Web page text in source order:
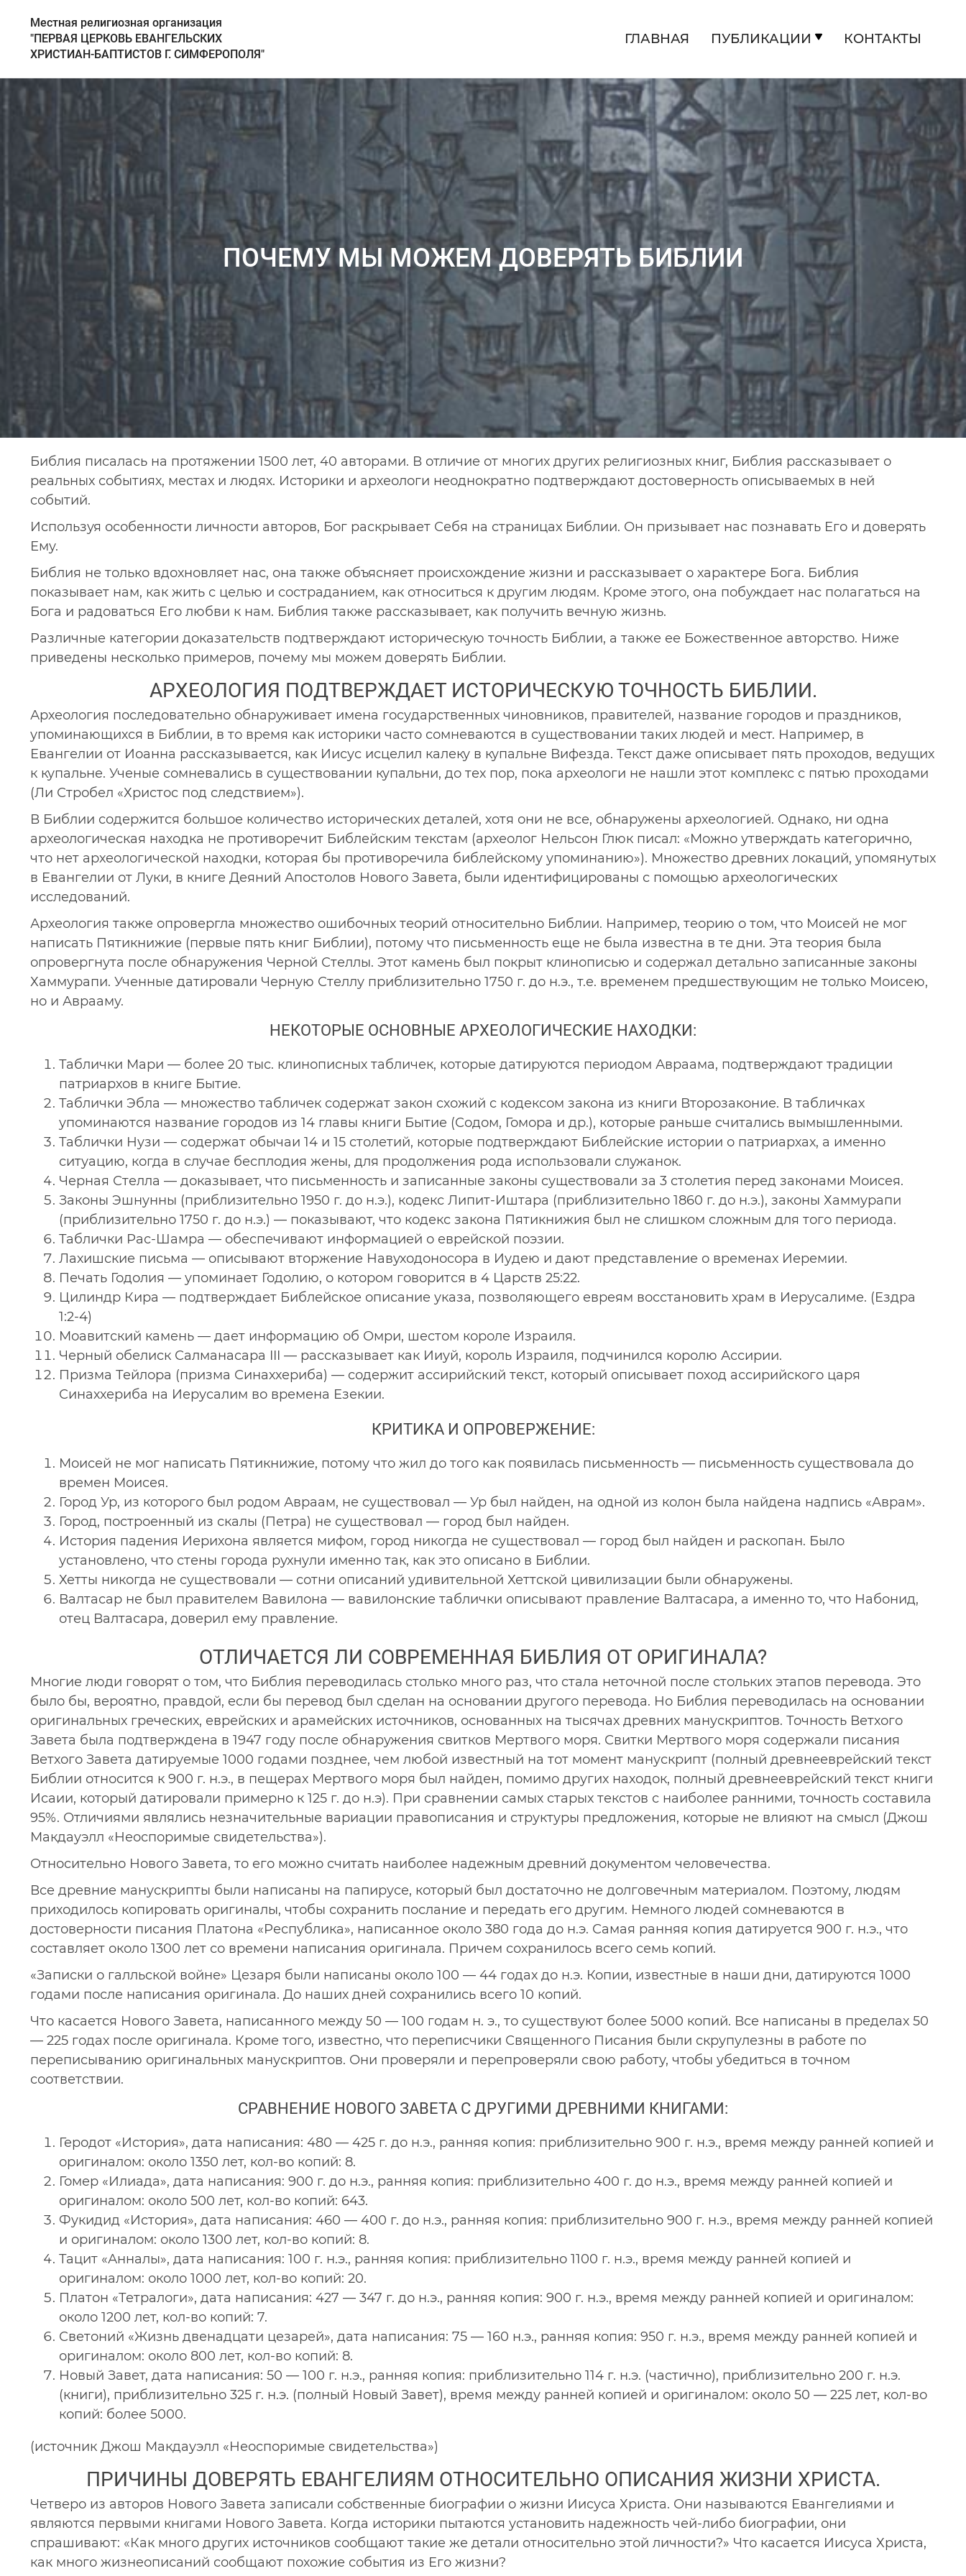
Местная религиозная организация
"ПЕРВАЯ ЦЕРКОВЬ ЕВАНГЕЛЬСКИХ
ХРИСТИАН‑БАПТИСТОВ Г. СИМФЕРОПОЛЯ"
ГЛАВНАЯ ПУБЛИКАЦИИ КОНТАКТЫ
ПОЧЕМУ МЫ МОЖЕМ ДОВЕРЯТЬ БИБЛИИ
Библия писалась на протяжении 1500 лет, 40 авторами. В отличие от многих других религиозных книг, Библия рассказывает о
реальных событиях, местах и людях. Историки и археологи неоднократно подтверждают достоверность описываемых в ней
событий.
Используя особенности личности авторов, Бог раскрывает Себя на страницах Библии. Он призывает нас познавать Его и доверять
Ему.
Библия не только вдохновляет нас, она также объясняет происхождение жизни и рассказывает о характере Бога. Библия
показывает нам, как жить с целью и состраданием, как относиться к другим людям. Кроме этого, она побуждает нас полагаться на
Бога и радоваться Его любви к нам. Библия также рассказывает, как получить вечную жизнь.
Различные категории доказательств подтверждают историческую точность Библии, а также ее Божественное авторство. Ниже
приведены несколько примеров, почему мы можем доверять Библии.
АРХЕОЛОГИЯ ПОДТВЕРЖДАЕТ ИСТОРИЧЕСКУЮ ТОЧНОСТЬ БИБЛИИ.
Археология последовательно обнаруживает имена государственных чиновников, правителей, название городов и праздников,
упоминающихся в Библии, в то время как историки часто сомневаются в существовании таких людей и мест. Например, в
Евангелии от Иоанна рассказывается, как Иисус исцелил калеку в купальне Вифезда. Текст даже описывает пять проходов, ведущих
к купальне. Ученые сомневались в существовании купальни, до тех пор, пока археологи не нашли этот комплекс с пятью проходами
(Ли Стробел «Христос под следствием»).
В Библии содержится большое количество исторических деталей, хотя они не все, обнаружены археологией. Однако, ни одна
археологическая находка не противоречит Библейским текстам (археолог Нельсон Глюк писал: «Можно утверждать категорично,
что нет археологической находки, которая бы противоречила библейскому упоминанию»). Множество древних локаций, упомянутых
в Евангелии от Луки, в книге Деяний Апостолов Нового Завета, были идентифицированы с помощью археологических
исследований.
Археология также опровергла множество ошибочных теорий относительно Библии. Например, теорию о том, что Моисей не мог
написать Пятикнижие (первые пять книг Библии), потому что письменность еще не была известна в те дни. Эта теория была
опровергнута после обнаружения Черной Стеллы. Этот камень был покрыт клинописью и содержал детально записанные законы
Хаммурапи. Ученные датировали Черную Стеллу приблизительно 1750 г. до н.э., т.е. временем предшествующим не только Моисею,
но и Аврааму.
НЕКОТОРЫЕ ОСНОВНЫЕ АРХЕОЛОГИЧЕСКИЕ НАХОДКИ:
Таблички Мари — более 20 тыс. клинописных табличек, которые датируются периодом Авраама, подтверждают традиции
патриархов в книге Бытие.
Таблички Эбла — множество табличек содержат закон схожий с кодексом закона из книги Второзаконие. В табличках
упоминаются название городов из 14 главы книги Бытие (Содом, Гомора и др.), которые раньше считались вымышленными.
Таблички Нузи — содержат обычаи 14 и 15 столетий, которые подтверждают Библейские истории о патриархах, а именно
ситуацию, когда в случае бесплодия жены, для продолжения рода использовали служанок.
Черная Стелла — доказывает, что письменность и записанные законы существовали за 3 столетия перед законами Моисея.
Законы Эшнунны (приблизительно 1950 г. до н.э.), кодекс Липит-Иштара (приблизительно 1860 г. до н.э.), законы Хаммурапи
(приблизительно 1750 г. до н.э.) — показывают, что кодекс закона Пятикнижия был не слишком сложным для того периода.
Таблички Рас-Шамра — обеспечивают информацией о еврейской поэзии.
Лахишские письма — описывают вторжение Навуходоносора в Иудею и дают представление о временах Иеремии.
Печать Годолия — упоминает Годолию, о котором говорится в 4 Царств 25:22.
Цилиндр Кира — подтверждает Библейское описание указа, позволяющего евреям восстановить храм в Иерусалиме. (Ездра
1:2-4)
Моавитский камень — дает информацию об Омри, шестом короле Израиля.
Черный обелиск Салманасара III — рассказывает как Ииуй, король Израиля, подчинился королю Ассирии.
Призма Тейлора (призма Синаххериба) — содержит ассирийский текст, который описывает поход ассирийского царя
Синаххериба на Иерусалим во времена Езекии.
КРИТИКА И ОПРОВЕРЖЕНИЕ:
Моисей не мог написать Пятикнижие, потому что жил до того как появилась письменность — письменность существовала до
времен Моисея.
Город Ур, из которого был родом Авраам, не существовал — Ур был найден, на одной из колон была найдена надпись «Аврам».
Город, построенный из скалы (Петра) не существовал — город был найден.
История падения Иерихона является мифом, город никогда не существовал — город был найден и раскопан. Было
установлено, что стены города рухнули именно так, как это описано в Библии.
Хетты никогда не существовали — сотни описаний удивительной Хеттской цивилизации были обнаружены.
Валтасар не был правителем Вавилона — вавилонские таблички описывают правление Валтасара, а именно то, что Набонид,
отец Валтасара, доверил ему правление.
ОТЛИЧАЕТСЯ ЛИ СОВРЕМЕННАЯ БИБЛИЯ ОТ ОРИГИНАЛА?
Многие люди говорят о том, что Библия переводилась столько много раз, что стала неточной после стольких этапов перевода. Это
было бы, вероятно, правдой, если бы перевод был сделан на основании другого перевода. Но Библия переводилась на основании
оригинальных греческих, еврейских и арамейских источников, основанных на тысячах древних манускриптов. Точность Ветхого
Завета была подтверждена в 1947 году после обнаружения свитков Мертвого моря. Свитки Мертвого моря содержали писания
Ветхого Завета датируемые 1000 годами позднее, чем любой известный на тот момент манускрипт (полный древнееврейский текст
Библии относится к 900 г. н.э., в пещерах Мертвого моря был найден, помимо других находок, полный древнееврейский текст книги
Исаии, который датировали примерно к 125 г. до н.э). При сравнении самых старых текстов с наиболее ранними, точность составила
95%. Отличиями являлись незначительные вариации правописания и структуры предложения, которые не влияют на смысл (Джош
Макдауэлл «Неоспоримые свидетельства»).
Относительно Нового Завета, то его можно считать наиболее надежным древний документом человечества.
Все древние манускрипты были написаны на папирусе, который был достаточно не долговечным материалом. Поэтому, людям
приходилось копировать оригиналы, чтобы сохранить послание и передать его другим. Немного людей сомневаются в
достоверности писания Платона «Республика», написанное около 380 года до н.э. Самая ранняя копия датируется 900 г. н.э., что
составляет около 1300 лет со времени написания оригинала. Причем сохранилось всего семь копий.
«Записки о галльской войне» Цезаря были написаны около 100 — 44 годах до н.э. Копии, известные в наши дни, датируются 1000
годами после написания оригинала. До наших дней сохранились всего 10 копий.
Что касается Нового Завета, написанного между 50 — 100 годам н. э., то существуют более 5000 копий. Все написаны в пределах 50
— 225 годах после оригинала. Кроме того, известно, что переписчики Священного Писания были скрупулезны в работе по
переписыванию оригинальных манускриптов. Они проверяли и перепроверяли свою работу, чтобы убедиться в точном
соответствии.
СРАВНЕНИЕ НОВОГО ЗАВЕТА С ДРУГИМИ ДРЕВНИМИ КНИГАМИ:
Геродот «История», дата написания: 480 — 425 г. до н.э., ранняя копия: приблизительно 900 г. н.э., время между ранней копией и
оригиналом: около 1350 лет, кол-во копий: 8.
Гомер «Илиада», дата написания: 900 г. до н.э., ранняя копия: приблизительно 400 г. до н.э., время между ранней копией и
оригиналом: около 500 лет, кол-во копий: 643.
Фукидид «История», дата написания: 460 — 400 г. до н.э., ранняя копия: приблизительно 900 г. н.э., время между ранней копией
и оригиналом: около 1300 лет, кол-во копий: 8.
Тацит «Анналы», дата написания: 100 г. н.э., ранняя копия: приблизительно 1100 г. н.э., время между ранней копией и
оригиналом: около 1000 лет, кол-во копий: 20.
Платон «Тетралоги», дата написания: 427 — 347 г. до н.э., ранняя копия: 900 г. н.э., время между ранней копией и оригиналом:
около 1200 лет, кол-во копий: 7.
Светоний «Жизнь двенадцати цезарей», дата написания: 75 — 160 н.э., ранняя копия: 950 г. н.э., время между ранней копией и
оригиналом: около 800 лет, кол-во копий: 8.
Новый Завет, дата написания: 50 — 100 г. н.э., ранняя копия: приблизительно 114 г. н.э. (частично), приблизительно 200 г. н.э.
(книги), приблизительно 325 г. н.э. (полный Новый Завет), время между ранней копией и оригиналом: около 50 — 225 лет, кол-во
копий: более 5000.
(источник Джош Макдауэлл «Неоспоримые свидетельства»)
ПРИЧИНЫ ДОВЕРЯТЬ ЕВАНГЕЛИЯМ ОТНОСИТЕЛЬНО ОПИСАНИЯ ЖИЗНИ ХРИСТА.
Четверо из авторов Нового Завета записали собственные биографии о жизни Иисуса Христа. Они называются Евангелиями и
являются первыми книгами Нового Завета. Когда историки пытаются установить надежность чей-либо биографии, они
спрашивают: «Как много других источников сообщают такие же детали относительно этой личности?» Что касается Иисуса Христа,
как много жизнеописаний сообщают похожие события из Его жизни?